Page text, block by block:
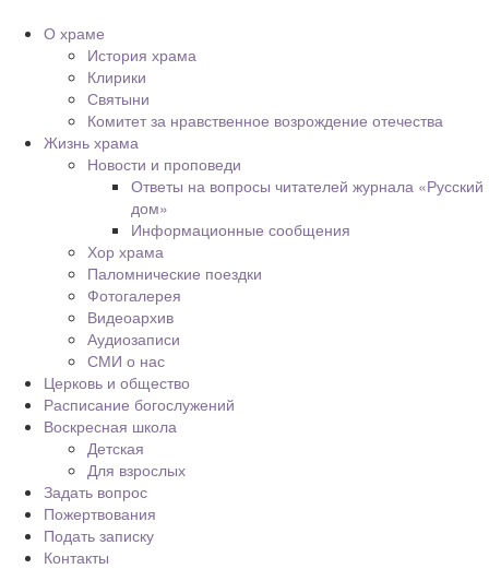
О храме
История храма
Клирики
Святыни
Комитет за нравственное возрождение отечества
Жизнь храма
Новости и проповеди
Ответы на вопросы читателей журнала «Русский
дом»
Информационные сообщения
Хор храма
Паломнические поездки
Фотогалерея
Видеоархив
Аудиозаписи
СМИ о нас
Церковь и общество
Расписание богослужений
Воскресная школа
Детская
Для взрослых
Задать вопрос
Пожертвования
Подать записку
Контакты